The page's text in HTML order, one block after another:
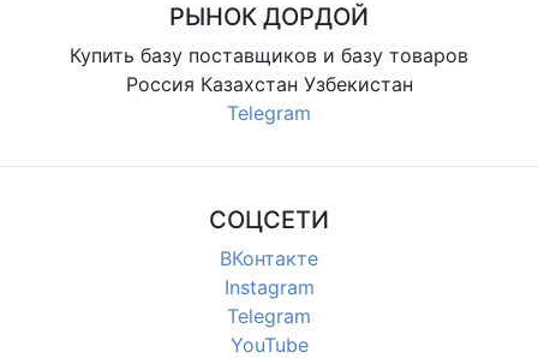
РЫНОК ДОРДОЙ
Купить базу поставщиков и базу товаров
Россия Казахстан Узбекистан
Telegram
СОЦСЕТИ
ВКонтакте
Instagram
Telegram
YouTube